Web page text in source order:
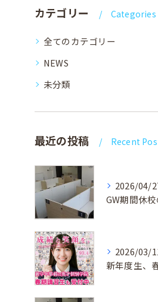
カテゴリー Categories
全てのカテゴリー
NEWS
未分類
最近の投稿 Recent
2026/04/
GW期間休
2026/03/